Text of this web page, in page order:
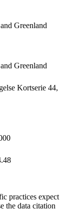
Greenland
Greenland
Kortserie 44,
practices expect
the data citation